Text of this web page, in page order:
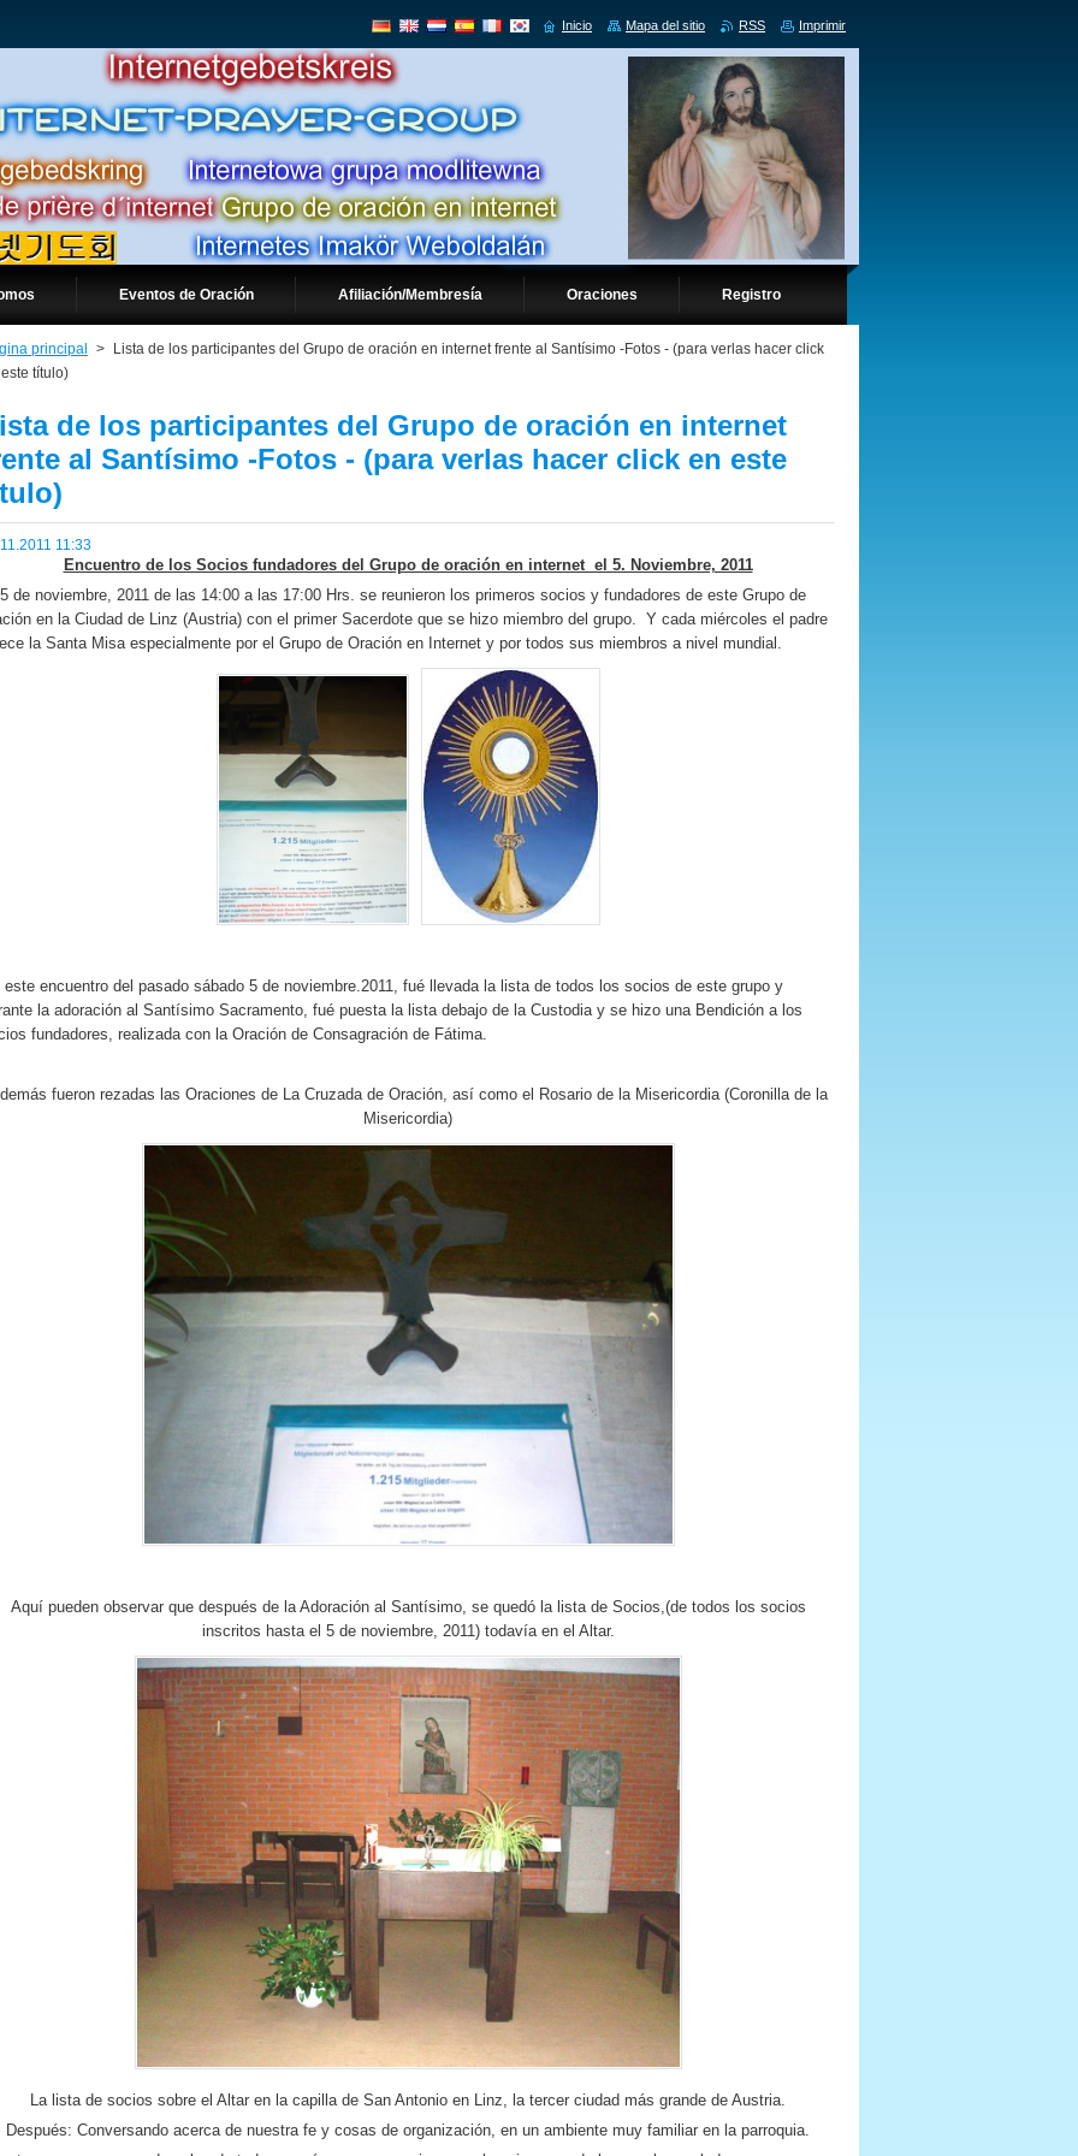
Eventos de Oración Afiliación/Membresía Oraciones Registro
principal >
Lista de los participantes del Grupo de oración en internet frente al Santísimo -Fotos - (para verlas hacer click
título)
de los participantes del Grupo de oración en internet
al Santísimo -Fotos - (para verlas hacer click en este
11:33
Encuentro de los Socios fundadores del Grupo de oración en internet el 5. Noviembre, 2011
de noviembre, 2011 de las 14:00 a las 17:00 Hrs. se reunieron los primeros socios y fundadores de este Grupo de
en la Ciudad de Linz (Austria) con el primer Sacerdote que se hizo miembro del grupo. Y cada miércoles el padre
la Santa Misa especialmente por el Grupo de Oración en Internet y por todos sus miembros a nivel mundial.
este encuentro del pasado sábado 5 de noviembre.2011, fué llevada la lista de todos los socios de este grupo y
la adoración al Santísimo Sacramento, fué puesta la lista debajo de la Custodia y se hizo una Bendición a los
fundadores, realizada con la Oración de Consagración de Fátima.
fueron rezadas las Oraciones de La Cruzada de Oración, así como el Rosario de la Misericordia (Coronilla de la
Misericordia)
Aquí pueden observar que después de la Adoración al Santísimo, se quedó la lista de Socios,(de todos los socios
inscritos hasta el 5 de noviembre, 2011) todavía en el Altar.
La lista de socios sobre el Altar en la capilla de San Antonio en Linz, la tercer ciudad más grande de Austria.
Después: Conversando acerca de nuestra fe y cosas de organización, en un ambiente muy familiar en la parroquia.
Inicio Mapa del sitio RSS Imprimir